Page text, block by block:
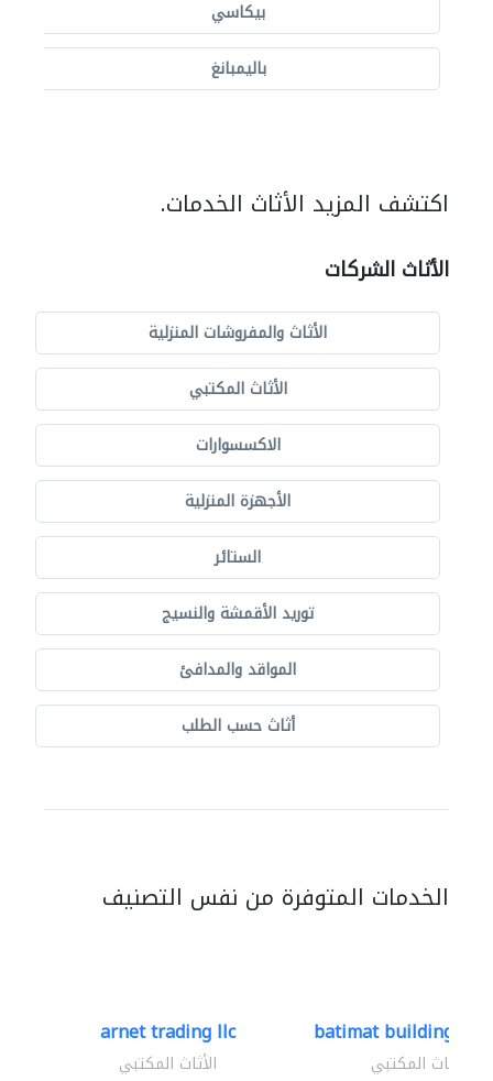
بيكاسي
باليمبانغ
اكتشف المزيد الأثاث الخدمات.
الأثاث الشركات
الأثاث والمفروشات المنزلية
الأثاث المكتبي
الاكسسوارات
الأجهزة المنزلية
الستائر
توريد الأقمشة والنسيج
المواقد والمدافئ
أثاث حسب الطلب
الخدمات المتوفرة من نفس التصنيف
arnet trading llc
الأثاث المكتبي
batimat building
الأثاث المكتبي